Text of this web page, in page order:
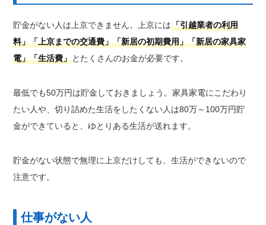
貯金がない人は上京できません。上京には「引越業者の利用
料」「上京までの交通費」「新居の初期費用」「新居の家具家
電」「生活費」とたくさんのお金が必要です。
最低でも50万円は貯金しておきましょう。家具家電にこだわり
たい人や、切り詰めた生活をしたくない人は80万～100万円貯
金ができていると、ゆとりある生活が送れます。
貯金がない状態で無理に上京だけしても、生活ができないので
注意です。
仕事がない人